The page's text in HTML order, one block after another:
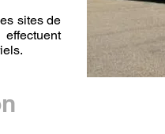
sites de